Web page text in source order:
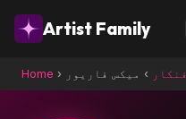
Artist Family
Home › فنکار › میکس فاریور